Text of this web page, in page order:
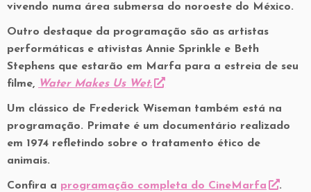
vivendo numa área submersa do noroeste do México.
Outro destaque da programação são as artistas
performáticas e ativistas Annie Sprinkle e Beth
Stephens que estarão em Marfa para a estreia de seu
filme, Water Makes Us Wet.
Um clássico de Frederick Wiseman também está na
programação. Primate é um documentário realizado
em 1974 refletindo sobre o tratamento ético de
animais.
Confira a programação completa do CineMarfa .